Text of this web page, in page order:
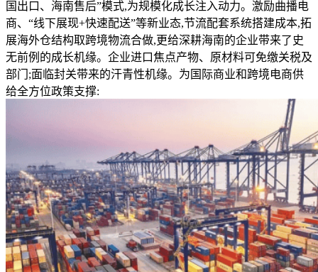
国出口、海南售后”模式,为规模化成长注入动力。激励曲播电
商、“线下展现+快速配送”等新业态,节流配套系统搭建成本,拓
展海外仓结构取跨境物流合做,更给深耕海南的企业带来了史
无前例的成长机缘。企业进口焦点产物、原材料可免缴关税及
部门;面临封关带来的汗青性机缘。为国际商业和跨境电商供
给全方位政策支撑: